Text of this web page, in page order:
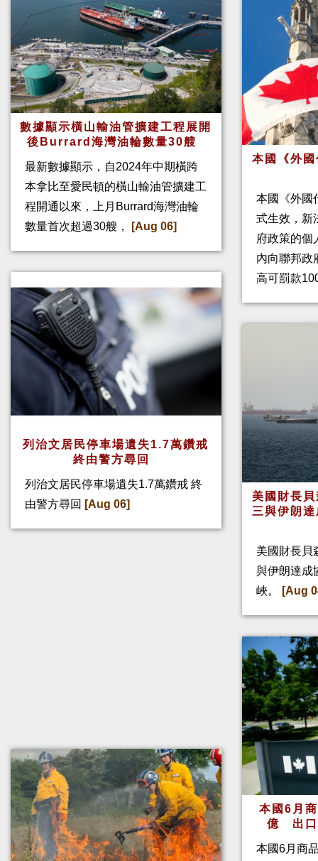
數據顯示橫山輸油管擴建工程展開
後Burrard海灣油輪數量30艘
最新數據顯示，自2024年中期橫跨
本拿比至愛民頓的橫山輸油管擴建工
程開通以來，上月Burrard海灣油輪
數量首次超過30艘，
[Aug 06]
列治文居民停車場遺失1.7萬鑽戒
終由警方尋回
列治文居民停車場遺失1.7萬鑽戒 終
由警方尋回 [Aug 06]
本國《外
本國《外國
式生效，新
府政策的個
內向聯邦政
高可罰款
美國財長
三與伊朗
美國財長貝
與伊朗達成
峽。
[Aug
本國6月
億 出口
本國6月商